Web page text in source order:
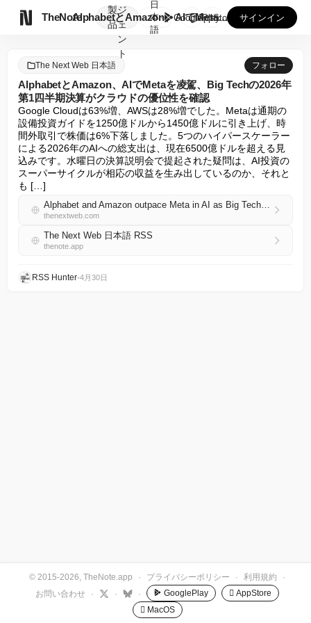
TheNote
製
品
ジ
ェ
ン
ト
AlphabetとAmazon、AIでMetaを凌駕、Big...
日
本
語
GooglePlay
AppStore サインイン
The Next Web 日本語 フォロー
AlphabetとAmazon、AIでMetaを凌駕、Big Techの2026年
第1四半期決算がクラウドの優位性を確認
Google Cloudは63%増、AWSは28%増でした。Metaは通期の
設備投資ガイドを1250億ドルから1450億ドルに引き上げ、時
間外取引で株価は6%下落しました。5つのハイパースケーラー
による2026年のAIへの総支出は、現在6500億ドルを超える見
込みです。水曜日の決算説明会で提起された疑問は、AI投資の
スーパーサイクルが相応の収益を生み出しているのか、それと
も […]
Alphabet and Amazon outpace Meta in AI as Big Tech’s Q1 2026 earnings confirm cloud dominance
thenextweb.com
The Next Web 日本語 RSS
thenote.app
RSS Hunter•4月30日
© 2015-2026, TheNote.app · プライバシーポリシー · 利用規約
·
お問い合わせ
· · · GooglePlay
 AppStore
 MacOS